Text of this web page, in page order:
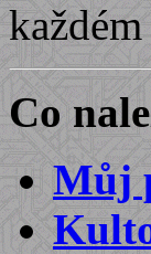
Co
Můj